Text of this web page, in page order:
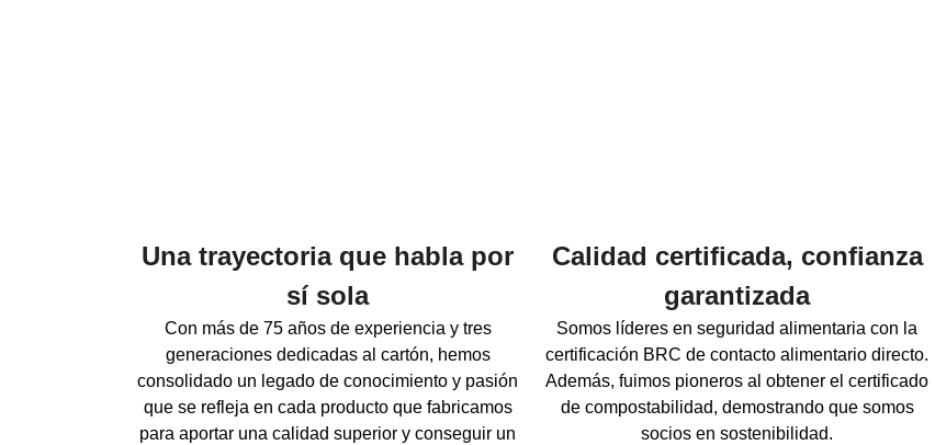
Una trayectoria que habla por
sí sola
Con más de 75 años de experiencia y tres
generaciones dedicadas al cartón, hemos
consolidado un legado de conocimiento y pasión
que se refleja en cada producto que fabricamos
para aportar una calidad superior y conseguir un
Calidad certificada, confianza
garantizada
Somos líderes en seguridad alimentaria con la
certificación BRC de contacto alimentario directo.
Además, fuimos pioneros al obtener el certificado
de compostabilidad, demostrando que somos
socios en sostenibilidad.